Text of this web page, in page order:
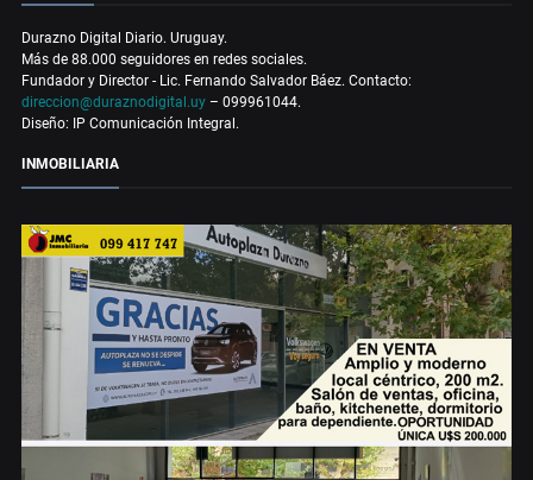
Durazno Digital Diario. Uruguay.
Más de 88.000 seguidores en redes sociales.
Fundador y Director - Lic. Fernando Salvador Báez. Contacto:
direccion@duraznodigital.uy – 099961044.
Diseño: IP Comunicación Integral.
INMOBILIARIA